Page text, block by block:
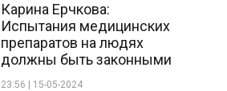
Карина Ерчкова:
Испытания медицинских
препаратов на людях
должны быть законными
23:56 | 15-05-2024